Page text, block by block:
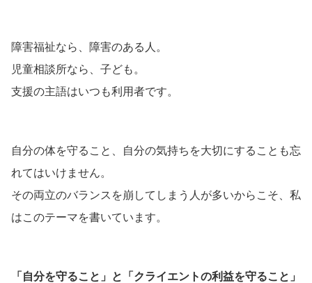
障害福祉なら、障害のある人。
児童相談所なら、子ども。
支援の主語はいつも利用者です。
自分の体を守ること、自分の気持ちを大切にすることも忘
れてはいけません。
その両立のバランスを崩してしまう人が多いからこそ、私
はこのテーマを書いています。
「自分を守ること」と「クライエントの利益を守ること」